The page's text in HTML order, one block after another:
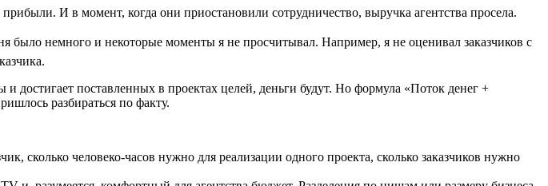
И в момент, когда они приостановили сотрудничество, выручка агентства просела.
было немного и некоторые моменты я не просчитывал. Например, я не оценивал заказчиков с
и достигает поставленных в проектах целей, деньги будут. Но формула «Поток денег +
разбираться по факту.
сколько человеко-часов нужно для реализации одного проекта, сколько заказчиков нужно